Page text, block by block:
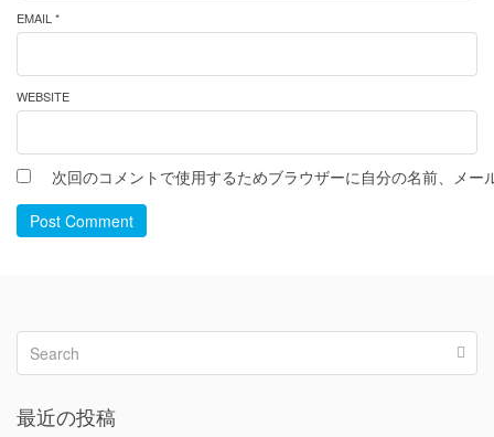
EMAIL *
WEBSITE
次回のコメントで使用するためブラウザーに自分の名前、メー
Post Comment
最近の投稿